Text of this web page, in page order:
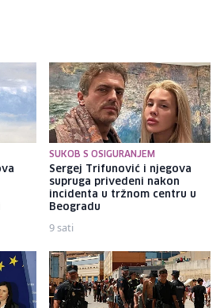
SUKOB S OSIGURANJEM
Sergej Trifunović i njegova
supruga privedeni nakon
incidenta u tržnom centru u
Beogradu
9 sati